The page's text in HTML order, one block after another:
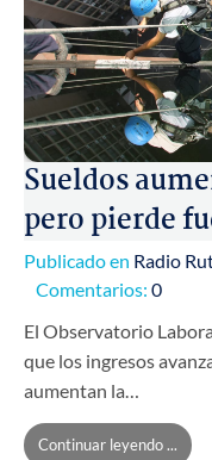
Sueldos
pero pierde
Publicado en Radio
Comentarios: 0
El Observatorio
que los ingresos
aumentan la…
Continuar leyendo ...